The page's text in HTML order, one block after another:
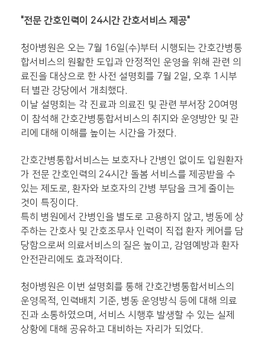
"전문 간호인력이 24시간 간호서 비스 제공"
​청아병원은 오는 7월 16일(수)부터 시행되는 간호간병통
합서비스의 원활한 도입과 안정적인 운영을 위해 관련 의
료진을 대상으로 한 사전 설명회를 7월 2일, 오후 1시부
터 별관 강당에서 개최했다.
이날 설명회는 각 진료과 의료진 및 관련 부서장 20여명
이 참석해 간호간병통합서비스의 취지와 운영방안 및 관
리에 대해 이해를 높이는 시간을 가졌다.
간호간병통합서비스는 보호자나 간병인 없이도 입원환자
가 전문 간호인력의 24시간 돌봄 서비스를 제공받을 수
있는 제도로, 환자와 보호자의 간병 부담을 크게 줄이는
것이 특징이다.
특히 병원에서 간병인을 별도로 고용하지 않고, 병동에 상
주하는 간호사 및 간호조무사 인력이 직접 환자 케어를 담
당함으로써 의료서비스의 질은 높이고, 감염예방과 환자
안전관리에도 효과적이다.
청아병원은 이번 설명회를 통해 간호간병통합서비스의
운영목적, 인력배치 기준, 병동 운영방식 등에 대해 의료
진과 소통하였으며, 서비스 시행후 발생할 수 있는 실제
상황에 대해 공유하고 대비하는 자리가 되었다.